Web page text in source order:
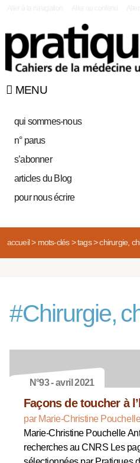
MENU
qui sommes-nous
n° parus
s’abonner
articles du Blog
pour nous écrire
accueil> mots-clés> tags> chirurgie,
#Chirurgie,
N°93 - avril 2021
Façons de toucher à
par Marie-Christine
Marie-Christine Pouchelle
recherches au CNRS Les